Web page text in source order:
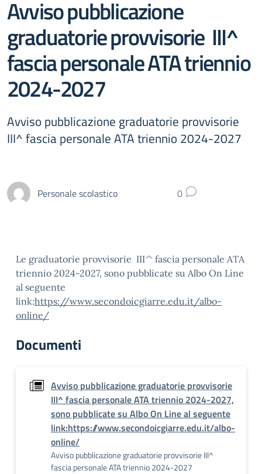
Avviso pubblicazione
graduatorie provvisorie III^
fascia personale ATA triennio
2024-2027
Avviso pubblicazione graduatorie provvisorie
III^ fascia personale ATA triennio 2024-2027
Personale scolastico 0
Le graduatorie provvisorie III^ fascia personale ATA
triennio 2024-2027, sono pubblicate su Albo On Line
al seguente
link:https://www.secondoicgiarre.edu.it/albo-
online/
Documenti
Avviso pubblicazione graduatorie provvisorie
III^ fascia personale ATA triennio 2024-2027,
sono pubblicate su Albo On Line al seguente
link:https://www.secondoicgiarre.edu.it/albo-
online/
Avviso pubblicazione graduatorie provvisorie III^
fascia personale ATA triennio 2024-2027